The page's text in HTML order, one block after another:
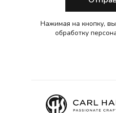
Нажимая на кнопку,
обработку